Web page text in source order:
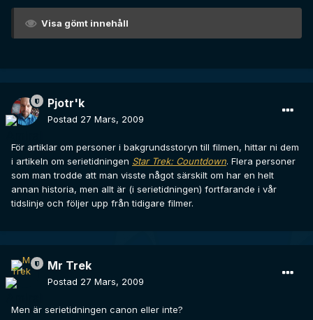
Visa gömt innehåll
Pjotr'k
Postad 27 Mars, 2009
För artiklar om personer i bakgrundsstoryn till filmen, hittar ni dem
i artikeln om serietidningen Star Trek: Countdown. Flera personer
som man trodde att man visste något särskilt om har en helt
annan historia, men allt är (i serietidningen) fortfarande i vår
tidslinje och följer upp från tidigare filmer.
Mr Trek
Postad 27 Mars, 2009
Men är serietidningen canon eller inte?